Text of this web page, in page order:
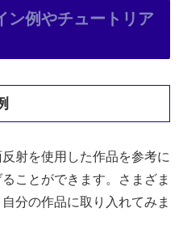
ン例やチュートリア
射を使用した作品を参考に
ことができます。さまざま
分の作品に取り入れてみま